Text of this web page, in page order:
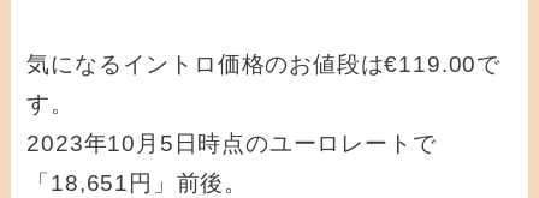
気になるイントロ価格のお値段は€119.00で
す。
2023年10月5日時点のユーロレートで
「18,651円」前後。